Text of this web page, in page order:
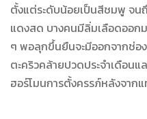
ตั้งแต่ระดับน้อยเป็นสีชมพู จน
แดงสด บางคนมีลิ่มเลือดออก
ๆ พอลุกขึ้นยืนจะมีออกจากช่อ
ตะคริวคล้ายปวดประจำเดือน
ฮอร์โมนการตั้งครรภ์หลังจาก